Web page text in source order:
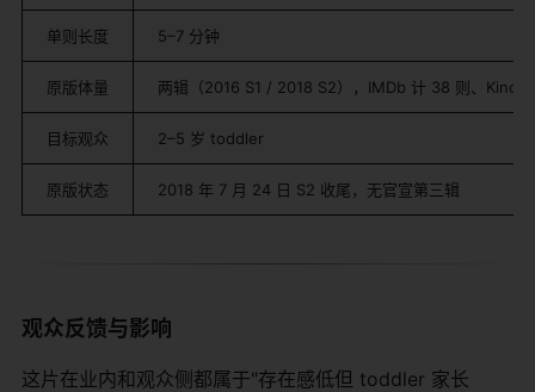
单则长度 5–7 分钟
原版体量 两辑（2016 S1 / 2018 S2），IMDb 计 38 则、
目标观众 2–5 岁 toddler
原版状态 2018 年 7 月 24 日 S2 收尾，无官宣第三辑
观众反馈与影响
这片在业内和观众侧都属于"存在感低但 toddler 家长